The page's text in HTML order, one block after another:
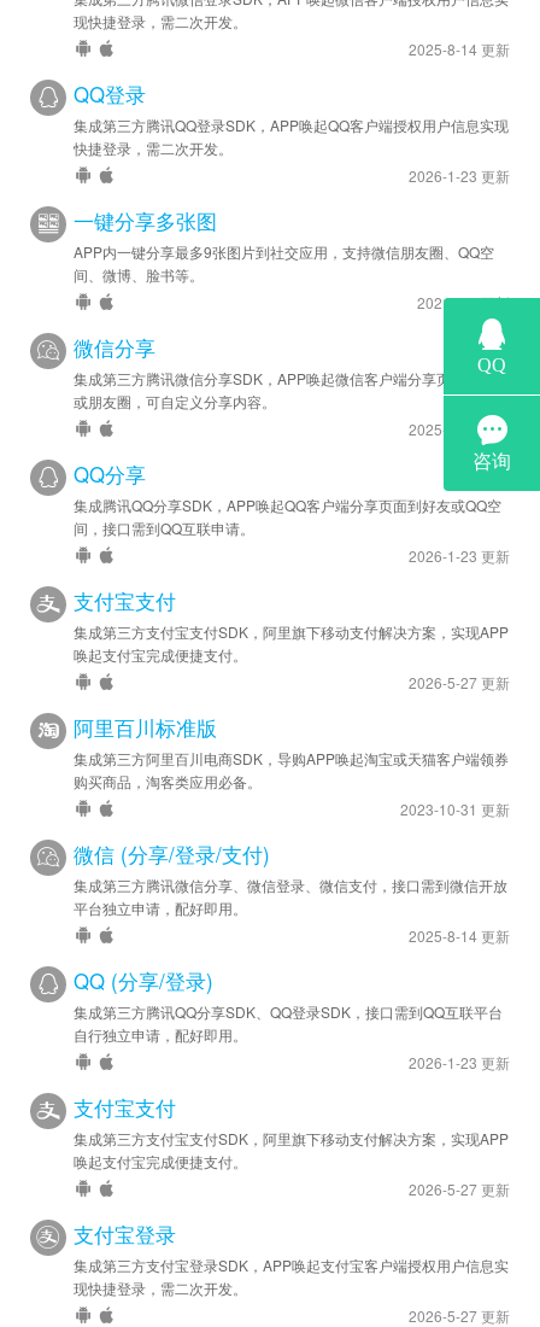
现快捷登录，需二次开发。
2025-8-14 更新
QQ登录
集成第三方腾讯QQ登录SDK，APP唤起QQ客户端授权用户信息实现
快捷登录，需二次开发。
2026-1-23 更新
一键分享多张图
APP内一键分享最多9张图片到社交应用，支持微信朋友圈、QQ空
间、微博、脸书等。
2021-3-1 更新
微信分享
集成第三方腾讯微信分享SDK，APP唤起微信客户端分享页面到好友
或朋友圈，可自定义分享内容。
2025-8-14 更新
QQ分享
集成腾讯QQ分享SDK，APP唤起QQ客户端分享页面到好友或QQ空
间，接口需到QQ互联申请。
2026-1-23 更新
支付宝支付
集成第三方支付宝支付SDK，阿里旗下移动支付解决方案，实现APP
唤起支付宝完成便捷支付。
2026-5-27 更新
阿里百川标准版
集成第三方阿里百川电商SDK，导购APP唤起淘宝或天猫客户端领券
购买商品，淘客类应用必备。
2023-10-31 更新
微信 (分享/登录/支付)
集成第三方腾讯微信分享、微信登录、微信支付，接口需到微信开放
平台独立申请，配好即用。
2025-8-14 更新
QQ (分享/登录)
集成第三方腾讯QQ分享SDK、QQ登录SDK，接口需到QQ互联平台
自行独立申请，配好即用。
2026-1-23 更新
支付宝支付
集成第三方支付宝支付SDK，阿里旗下移动支付解决方案，实现APP
唤起支付宝完成便捷支付。
2026-5-27 更新
支付宝登录
集成第三方支付宝登录SDK，APP唤起支付宝客户端授权用户信息实
现快捷登录，需二次开发。
2026-5-27 更新